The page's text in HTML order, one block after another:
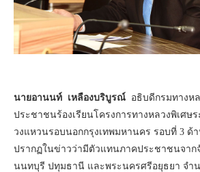
นายอานนท์ เหลืองบริบูรณ์ อธิบดีกรมทางห
ประชาชนร้องเรียนโครงการทางหลวงพิเศษ
วงแหวนรอบนอกกรุงเทพมหานคร รอบที่ 3 ด้
ปรากฏในข่าวว่ามีตัวแทนภาคประชาชนจาก
นนทบุรี ปทุมธานี และพระนครศรีอยุธยา จำน